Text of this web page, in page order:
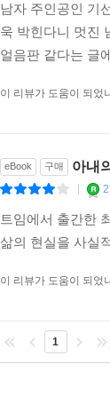
남자 주인공인 기
욱 박힌다니 멋진
얼음판 같다는 글
이 리뷰가 도움이 되었
eBook 구매 아내
트임에서 출간한
삶의 현실을 사실
이 리뷰가 도움이 되었
1